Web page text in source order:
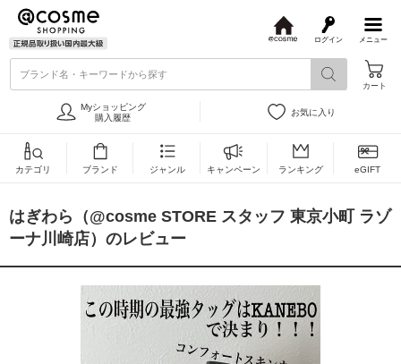
メニュー
ログイン
s
ブランド名・キーワードから探す
カート
Myショッピング
購入履歴
お気に入り
カテゴリ ブランド ジャンル キャンペーン ランキング eGIFT
はぎわら（@cosme STORE スタッフ 東京小町 ラゾ
ーナ川崎店）のレビュー